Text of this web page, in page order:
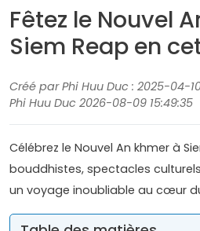
Fêtez le Nouvel
Siem Reap en
Créé par Phi Huu Duc : 2025-04-
Phi Huu Duc 2026-08-09 15:49:35
Célébrez le Nouvel An khmer à
bouddhistes, spectacles
un voyage inoubliable au cœur